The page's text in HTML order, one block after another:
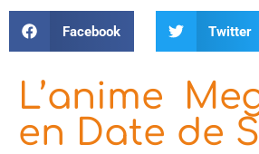
Facebook Twitter
L’anime
en Date de